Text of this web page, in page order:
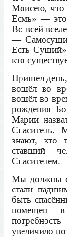
Моисею,
Есмь» — это
Во всей
—
Есть
кто
Пришёл
вошёл во
вошёл во
рождения
Марии
Спаситель.
знают, кто
ставший
Спасителем.
Мы должны
стали
быть
помещён в
увеличило